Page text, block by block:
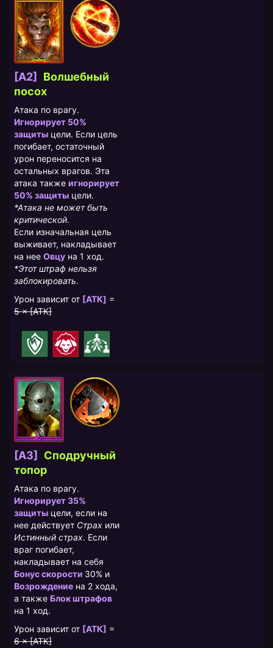
[A2] ​Волшебный
посох
Атака по врагу.
Игнорирует 50%
защиты цели. Если цель
погибает, остаточный
урон переносится на
остальных врагов. Эта
атака также игнорирует
50% защиты цели.
*Атака не может быть
критической.
Если изначальная цель
выживает, накладывает
на нее Овцу на 1 ход.
*Этот штраф нельзя
заблокировать.
Урон зависит от [АТK] =
5 × [АТК]
[A3]
Сподручный
топор
Атака по врагу.
Игнорирует 35%
защиты цели, если на
нее действует Страх или
Истинный страх. Если
враг погибает,
накладывает на себя
Бонус скорости 30% и
Возрождение на 2 хода,
а также Блок штрафов
на 1 ход.
Урон зависит от [АТК] =
6 × [АТК]